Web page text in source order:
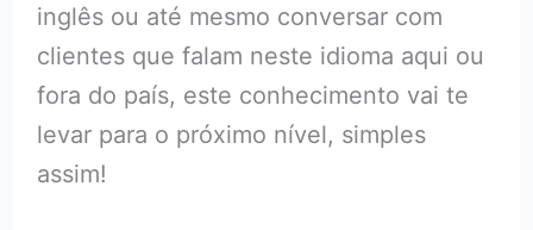
inglês ou até mesmo conversar com
clientes que falam neste idioma aqui ou
fora do país, este conhecimento vai te
levar para o próximo nível, simples
assim!